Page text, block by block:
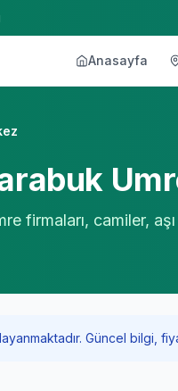
Anasayfa
firmaları, camiler,
Güncel bilgi,